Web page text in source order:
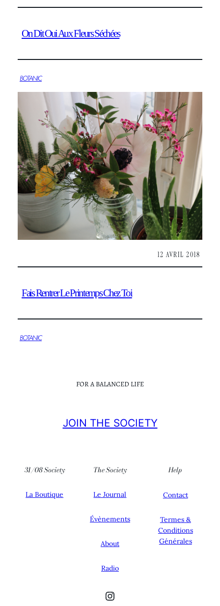
On Dit Oui Aux Fleurs Séchées
BOTANIC
12 AVRIL 2018
Fais Rentrer Le Printemps Chez Toi
BOTANIC
FOR A BALANCED LIFE
JOIN THE SOCIETY
31/08 Society
La Boutique
The Society
Le Journal
Évènements
About
Radio
Help
Contact
Termes &
Conditions
Générales
Instagram